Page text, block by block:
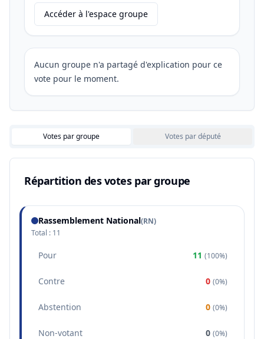
Accéder à l'espace groupe
Aucun groupe n'a partagé d'explication pour ce
vote pour le moment.
Votes par groupe Votes par député
Répartition des votes par groupe
Rassemblement National(RN)
Total : 11
Pour 11 (100%)
Contre 0 (0%)
Abstention 0 (0%)
Non-votant 0 (0%)